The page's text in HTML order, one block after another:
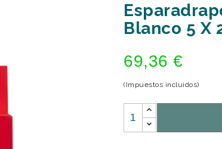
Blanco 5 X
69,36 €
(Impuestos incluidos)